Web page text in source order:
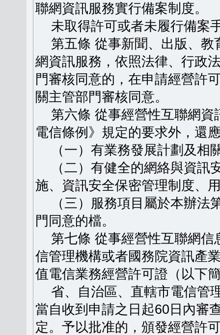
聯網資訊服務實行備案制度。
未取得許可或者未履行備案
第五條 從事新聞、出版、教
網資訊服務，依照法律、行政
門審核同意的，在申請經營許
關主管部門審核同意。
第六條 從事經營性互聯網資
電信條例》規定的要求外，還
（一）有業務發展計劃及相
（二）有健全的網絡與資訊
施、資訊安全保密管理制度、
（三）服務項目屬於本辦法
門同意的檔。
第七條 從事經營性互聯網信
信管理機構或者國務院資訊產
值電信業務經營許可證（以下
省、自治區、直轄市電信管
當自收到申請之日起60日內審
定。予以批准的，頒發經營許